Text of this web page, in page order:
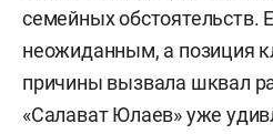
семейных обстоятельств.
неожиданным, а позиция
причины вызвала шквал
«Салават Юлаев» уже